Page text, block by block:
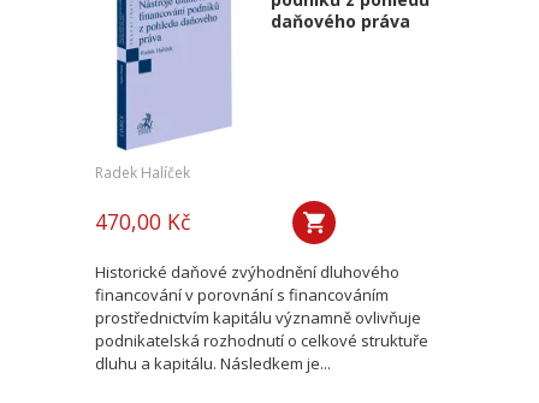
daňového práva
Radek Halíček
470,00 Kč
Historické daňové zvýhodnění dluhového
financování v porovnání s financováním
prostřednictvím kapitálu významně ovlivňuje
podnikatelská rozhodnutí o celkové struktuře
dluhu a kapitálu. Následkem je...